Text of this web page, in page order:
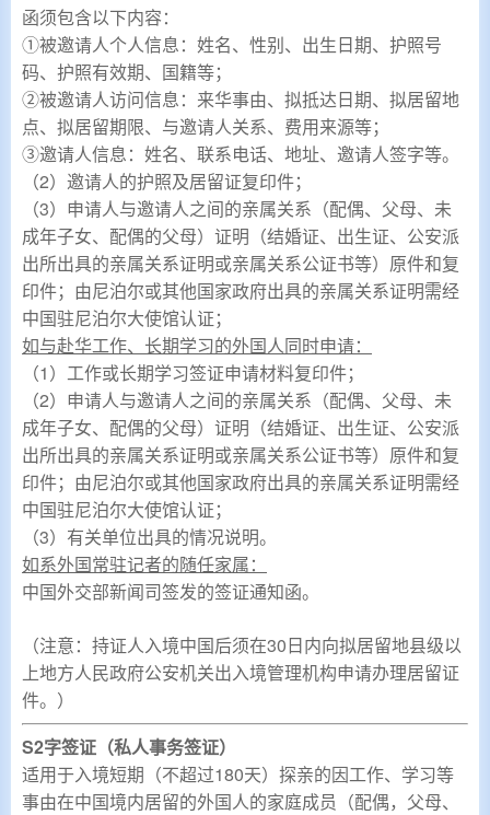
函须包含以下内容：
①被邀请人个人信息：姓名、性别、出生日期、护照号
码、护照有效期、国籍等；
②被邀请人访问信息：来华事由、拟抵达日期、拟居留地
点、拟居留期限、与邀请人关系、费用来源等；
③邀请人信息：姓名、联系电话、地址、邀请人签字等。
（2）邀请人的护照及居留证复印件；
（3）申请人与邀请人之间的亲属关系（配偶、父母、未
成年子女、配偶的父母）证明（结婚证、出生证、公安派
出所出具的亲属关系证明或亲属关系公证书等）原件和复
印件；由尼泊尔或其他国家政府出具的亲属关系证明需经
中国驻尼泊尔大使馆认证；
如与赴华工作、长期学习的外国人同时申请：
（1）工作或长期学习签证申请材料复印件；
（2） 申请人与邀请人之间的亲属关系（配偶、父母、未
成年子女、配偶的父母）证明（结婚证、出生证、公安派
出所出具的亲属关系证明或亲属关系公证书等）原件和复
印件；由尼泊尔或其他国家政府出具的亲属关系证明需经
中国驻尼泊尔大使馆认证；
（3）有关单位出具的情况说明。
如系外国常驻记者的随任家属：
中国外交部新闻司签发的签证通知函。
（注意：持证人入境中国后须在30日内向拟居留地县级以
上地方人民政府公安机关出入境管理机构申请办理居留证
件。）
S2字签证（私人事务签证）
适用于入境短期 （不超过180天）探亲的因工作、学习等
事由在中国境内居留的外国人的家庭成员（配偶，父母、